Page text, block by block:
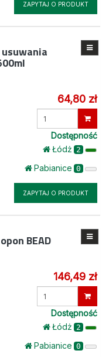
ZAPYTAJ O PRODUKT
usuwania
64,80 zł
Dostępność
Łódż 2
Pabianice 0
ZAPYTAJ O PRODUKT
BEAD
146,49 zł
Dostępność
Łódż 2
Pabianice 0